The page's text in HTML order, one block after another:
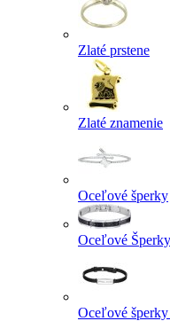
Zlaté prstene
Zlaté znamenie
Oceľové šperky
Oceľové
Oceľové